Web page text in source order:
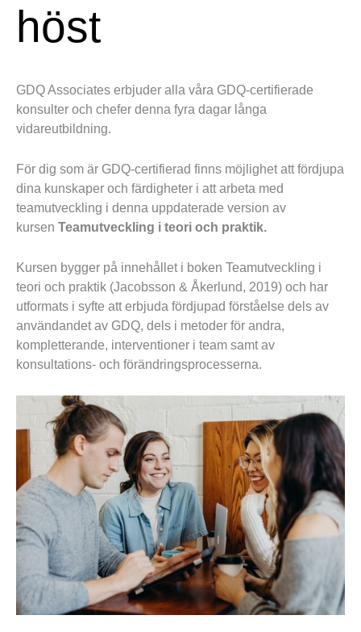
höst
GDQ Associates erbjuder alla våra GDQ-certifierade
konsulter och chefer denna fyra dagar långa
vidareutbildning.
För dig som är GDQ-certifierad finns möjlighet att fördjupa
dina kunskaper och färdigheter i att arbeta med
teamutveckling i denna uppdaterade version av
kursen Teamutveckling i teori och praktik.
Kursen bygger på innehållet i boken Teamutveckling i
teori och praktik (Jacobsson & Åkerlund, 2019) och har
utformats i syfte att erbjuda fördjupad förståelse dels av
användandet av GDQ, dels i metoder för andra,
kompletterande, interventioner i team samt av
konsultations- och förändringsprocesserna.